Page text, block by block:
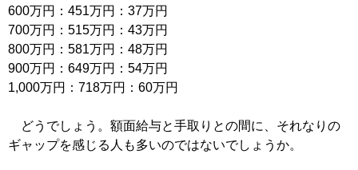
600万円：451万円：37万円
700万円：515万円：43万円
800万円：581万円：48万円
900万円：649万円：54万円
1,000万円：718万円：60万円
どうでしょう。額面給与と手取りとの間に、それなりの
ギャップを感じる人も多いのではないでしょうか。